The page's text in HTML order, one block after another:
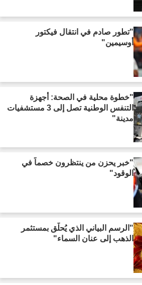
"تطور صادم في انتقال فيكتور
أوسيمين"
"خطوة محلية في الصحة: أجهزة
التنفس الوطنية تصل إلى 3 مستشفيات
مدينة"
"خبر يحزن من ينتظرون خصماً في
الوقود"
"الرسم البياني الذي يُحلّق بمستثمر
الذهب إلى عنان السماء"